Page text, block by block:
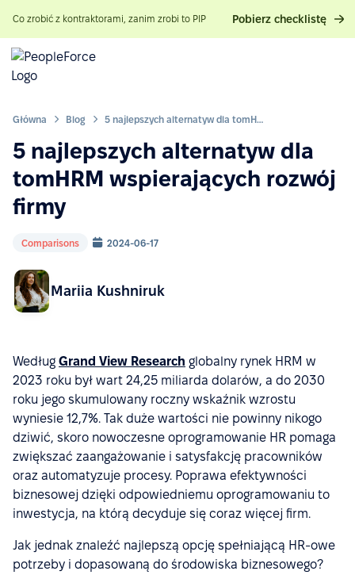
Co zrobić z kontraktorami, zanim zrobi to PIP Pobierz checklistę
Główna Blog 5 najlepszych alternatyw dla tomHRM wspierających rozwój firmy
5 najlepszych alternatyw dla
tomHRM wspierających rozwój
firmy
Comparisons 2024-06-17
Mariia Kushniruk
Według Grand View Research globalny rynek HRM w
2023 roku był wart 24,25 miliarda dolarów, a do 2030
roku jego skumulowany roczny wskaźnik wzrostu
wyniesie 12,7%. Tak duże wartości nie powinny nikogo
dziwić, skoro nowoczesne oprogramowanie HR pomaga
zwiększać zaangażowanie i satysfakcję pracowników
oraz automatyzuje procesy. Poprawa efektywności
biznesowej dzięki odpowiedniemu oprogramowaniu to
inwestycja, na którą decyduje się coraz więcej firm.
Jak jednak znaleźć najlepszą opcję spełniającą HR-owe
potrzeby i dopasowaną do środowiska biznesowego?